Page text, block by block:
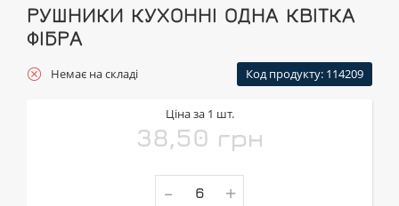
РУШНИКИ КУХОННІ ОДНА КВІТКА
ФІБРА
Немає на складі Код продукту: 114209
Ціна за 1 шт.
38,50 грн
- +